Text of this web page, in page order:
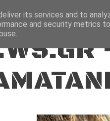
its services and to
and security metrics